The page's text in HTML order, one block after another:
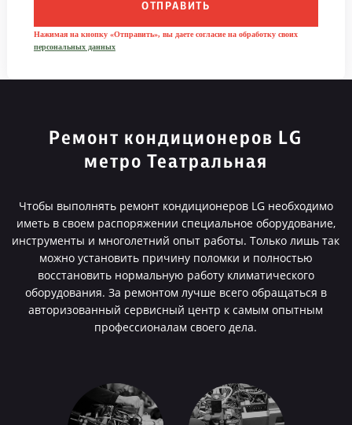
ОТПРАВИТЬ
Нажимая на кнопку «Отправить», вы даете согласие на обработку своих
персональных данных
Ремонт кондиционеров LG
метро Театральная
Чтобы выполнять ремонт кондиционеров LG необходимо
иметь в своем распоряжении специальное оборудование,
инструменты и многолетний опыт работы. Только лишь так
можно установить причину поломки и полностью
восстановить нормальную работу климатического
оборудования. За ремонтом лучше всего обращаться в
авторизованный сервисный центр к самым опытным
профессионалам своего дела.